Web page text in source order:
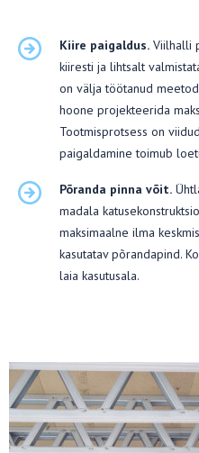
Kiire paigaldus. Viilhalli
kiiresti ja lihtsalt
on välja töötanud
hoone projekteerida
Tootmisprotsess on
paigaldamine toimub
Põranda pinna võit.
madala
maksimaalne ilma
kasutatav põrandapind.
laia kasutusala.